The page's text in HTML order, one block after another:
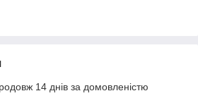
14 днів за домовленістю